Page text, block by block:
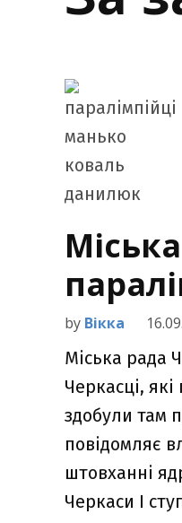
by Вікка
Міська рада
Черкасці,
здобули там
повідомляє
штовханні
Черкаси І